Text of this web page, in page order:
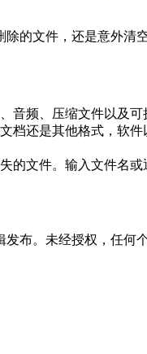
的文件，还是意外清
频、压缩文件以及
档还是其他格式，软
的文件。输入文件名
布。未经授权，任何